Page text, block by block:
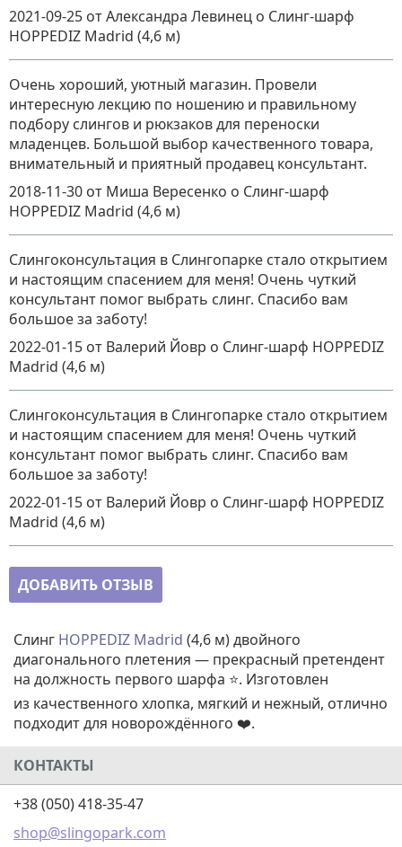
2021-09-25 от Александра Левинец о Слинг-шарф
HOPPEDIZ Madrid (4,6 м)
Очень хороший, уютный магазин. Провели
интересную лекцию по ношению и правильному
подбору слингов и рюкзаков для переноски
младенцев. Большой выбор качественного товара,
внимательный и приятный продавец консультант.
2018-11-30 от Миша Вересенко о Слинг-шарф
HOPPEDIZ Madrid (4,6 м)
Слингоконсультация в Слингопарке стало открытием
и настоящим спасением для меня! Очень чуткий
консультант помог выбрать слинг. Спасибо вам
большое за заботу!
2022-01-15 от Валерий Йовр о Слинг-шарф HOPPEDIZ
Madrid (4,6 м)
Слингоконсультация в Слингопарке стало открытием
и настоящим спасением для меня! Очень чуткий
консультант помог выбрать слинг. Спасибо вам
большое за заботу!
2022-01-15 от Валерий Йовр о Слинг-шарф HOPPEDIZ
Madrid (4,6 м)
ДОБАВИТЬ ОТЗЫВ
Слинг HOPPEDIZ Madrid (4,6 м) двойного
диагонального плетения — прекрасный претендент
на должность первого шарфа ⭐. Изготовлен
из качественного хлопка, мягкий и нежный, отлично
подходит для новорождённого ❤️.
КОНТАКТЫ
+38 (050) 418-35-47
shop@slingopark.com